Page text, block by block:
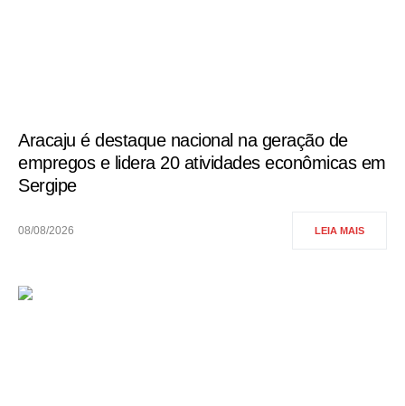
Aracaju é destaque nacional na geração de
empregos e lidera 20 atividades econômicas em
Sergipe
08/08/2026 LEIA MAIS